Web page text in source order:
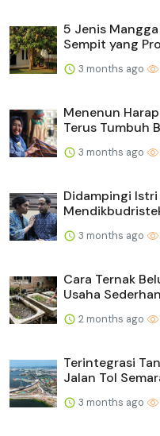
5 Jenis
Sempit yang
3 months ago
Menenun
Terus Tumbuh
3 months ago
Didampingi
3 months ago
Cara Ternak
Usaha
2 months ago
Terintegrasi
Jalan Tol
3 months ago